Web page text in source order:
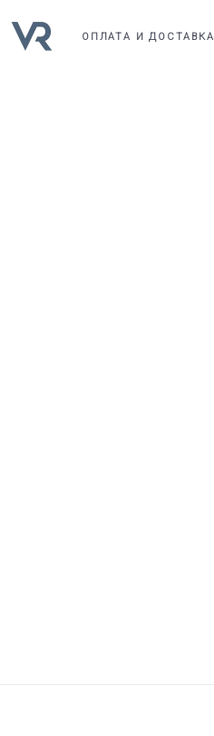
ОПЛАТА И ДОСТАВКА